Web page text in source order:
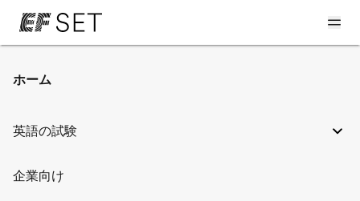
ホーム
英語の試験
企業向け
LinkedInのプロフィ